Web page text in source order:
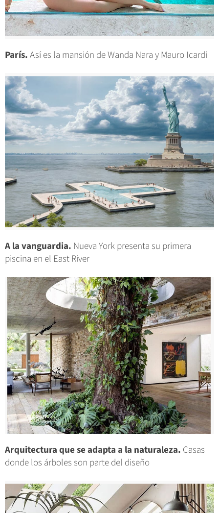
París.Así es la mansión de Wanda Nara y Mauro Icardi
A la vanguardia. Nueva York presenta su primera
piscina en el East River
Arquitectura que se adapta a la naturaleza. Casas
donde los árboles son parte del diseño